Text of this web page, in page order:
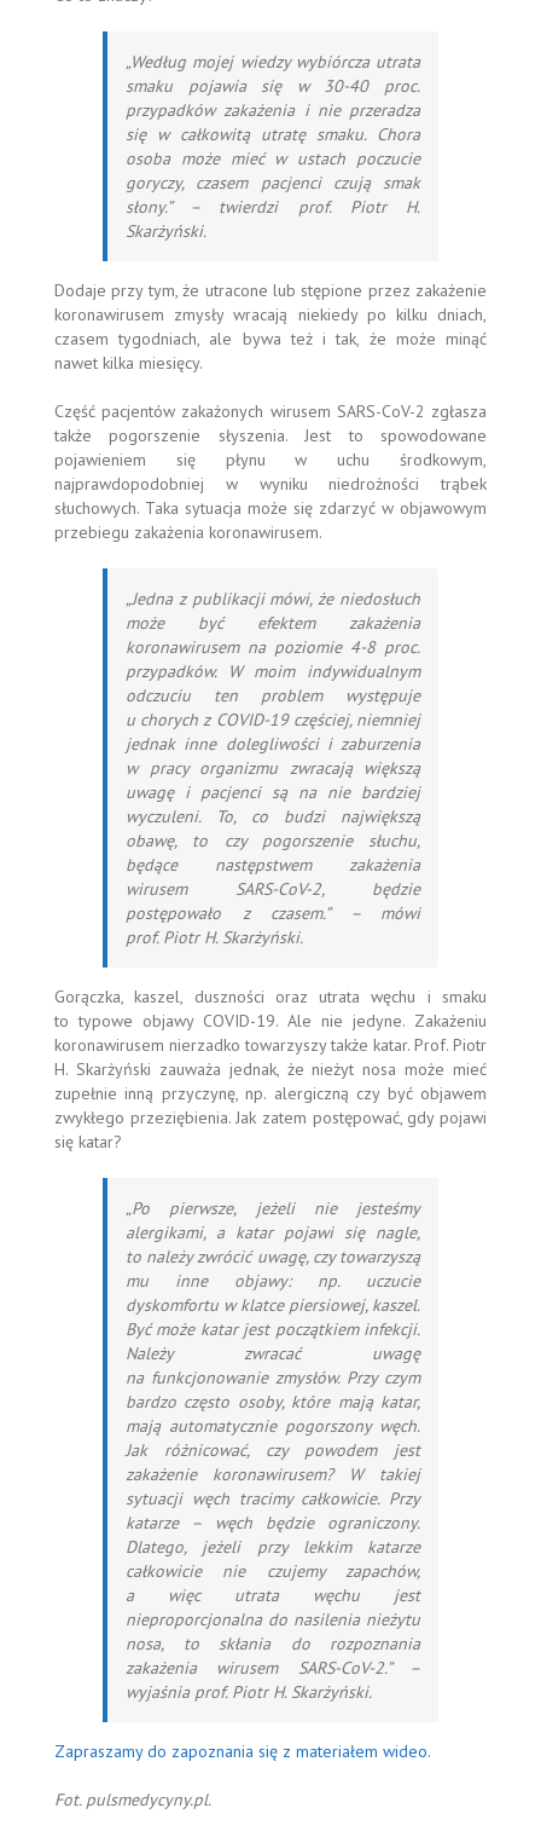
„Według mojej wiedzy wybiórcza utrata
smaku pojawia się w 30-40 proc.
przypadków zakażenia i nie przeradza
się w całkowitą utratę smaku. Chora
osoba może mieć w ustach poczucie
goryczy, czasem pacjenci czują smak
słony.”– twierdzi prof. Piotr H.
Skarżyński.
Dodaje przy tym, że utracone lub stępione przez zakażenie
koronawirusem zmysły wracają niekiedy po kilku dniach,
czasem tygodniach, ale bywa też i tak, że może minąć
nawet kilka miesięcy.
Część pacjentów zakażonych wirusem SARS-CoV-2 zgłasza
także pogorszenie słyszenia. Jest to spowodowane
pojawieniem się płynu w uchu środkowym,
najprawdopodobniej w wyniku niedrożności trąbek
słuchowych. Taka sytuacja może się zdarzyć w objawowym
przebiegu zakażenia koronawirusem.
„Jedna z publikacji mówi, że niedosłuch
może być efektem zakażenia
koronawirusem na poziomie 4-8 proc.
przypadków. W moim indywidualnym
odczuciu ten problem występuje
u chorych z COVID-19 częściej, niemniej
jednak inne dolegliwości i zaburzenia
w pracy organizmu zwracają większą
uwagę i pacjenci są na nie bardziej
wyczuleni. To, co budzi największą
obawę, to czy pogorszenie słuchu,
będące następstwem zakażenia
wirusem SARS-CoV-2, będzie
postępowało z czasem.”– mówi
prof. Piotr H. Skarżyński.
Gorączka, kaszel, duszności oraz utrata węchu i smaku
to typowe objawy COVID-19. Ale nie jedyne. Zakażeniu
koronawirusem nierzadko towarzyszy także katar. Prof. Piotr
H. Skarżyński zauważa jednak, że nieżyt nosa może mieć
zupełnie inną przyczynę, np. alergiczną czy być objawem
zwykłego przeziębienia. Jak zatem postępować, gdy pojawi
się katar?
„Po pierwsze, jeżeli nie jesteśmy
alergikami, a katar pojawi się nagle,
to należy zwrócić uwagę, czy towarzyszą
mu inne objawy: np. uczucie
dyskomfortu w klatce piersiowej, kaszel.
Być może katar jest początkiem infekcji.
Należy zwracać uwagę
na funkcjonowanie zmysłów. Przy czym
bardzo często osoby, które mają katar,
mają automatycznie pogorszony węch.
Jak różnicować, czy powodem jest
zakażenie koronawirusem? W takiej
sytuacji węch tracimy całkowicie. Przy
katarze – węch będzie ograniczony.
Dlatego, jeżeli przy lekkim katarze
całkowicie nie czujemy zapachów,
a więc utrata węchu jest
nieproporcjonalna do nasilenia nieżytu
nosa, to skłania do rozpoznania
zakażenia wirusem SARS-CoV-2.”
–
wyjaśnia prof. Piotr H. Skarżyński.
Zapraszamy do zapoznania się z materiałem wideo.
Fot. pulsmedycyny.pl.